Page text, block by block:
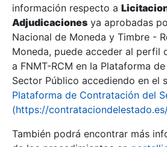
Mostrar/Ocultar
información respecto a
Adjudicaciones ya aprobadas
Nacional de Moneda y Timbre -
Moneda, puede acceder al perfil
a FNMT-RCM en la Plataforma
Sector Público accediendo en el
Plataforma de Contratación del
(https://
También podrá encontrar más